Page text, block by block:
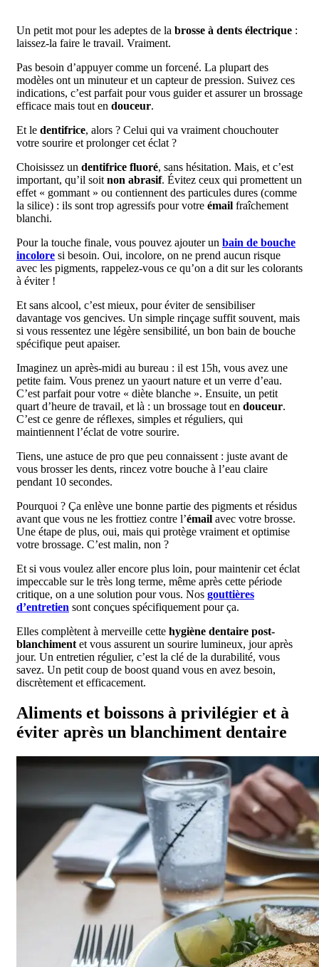
Un petit mot pour les adeptes de la brosse à dents électrique :
laissez-la faire le travail. Vraiment.
Pas besoin d’appuyer comme un forcené. La plupart des
modèles ont un minuteur et un capteur de pression. Suivez ces
indications, c’est parfait pour vous guider et assurer un brossage
efficace mais tout en douceur.
Et le dentifrice, alors ? Celui qui va vraiment chouchouter
votre sourire et prolonger cet éclat ?
Choisissez un dentifrice fluoré, sans hésitation. Mais, et c’est
important, qu’il soit non abrasif. Évitez ceux qui promettent un
effet « gommant » ou contiennent des particules dures (comme
la silice) : ils sont trop agressifs pour votre émail fraîchement
blanchi.
Pour la touche finale, vous pouvez ajouter un bain de bouche
incolore si besoin. Oui, incolore, on ne prend aucun risque
avec les pigments, rappelez-vous ce qu’on a dit sur les colorants
à éviter !
Et sans alcool, c’est mieux, pour éviter de sensibiliser
davantage vos gencives. Un simple rinçage suffit souvent, mais
si vous ressentez une légère sensibilité, un bon bain de bouche
spécifique peut apaiser.
Imaginez un après-midi au bureau : il est 15h, vous avez une
petite faim. Vous prenez un yaourt nature et un verre d’eau.
C’est parfait pour votre « diète blanche ». Ensuite, un petit
quart d’heure de travail, et là : un brossage tout en douceur.
C’est ce genre de réflexes, simples et réguliers, qui
maintiennent l’éclat de votre sourire.
Tiens, une astuce de pro que peu connaissent : juste avant de
vous brosser les dents, rincez votre bouche à l’eau claire
pendant 10 secondes.
Pourquoi ? Ça enlève une bonne partie des pigments et résidus
avant que vous ne les frottiez contre l’émail avec votre brosse.
Une étape de plus, oui, mais qui protège vraiment et optimise
votre brossage. C’est malin, non ?
Et si vous voulez aller encore plus loin, pour maintenir cet éclat
impeccable sur le très long terme, même après cette période
critique, on a une solution pour vous. Nos gouttières
d’entretien sont conçues spécifiquement pour ça.
Elles complètent à merveille cette hygiène dentaire post-
blanchiment et vous assurent un sourire lumineux, jour après
jour. Un entretien régulier, c’est la clé de la durabilité, vous
savez. Un petit coup de boost quand vous en avez besoin,
discrètement et efficacement.
Aliments et boissons à privilégier et à
éviter après un blanchiment dentaire